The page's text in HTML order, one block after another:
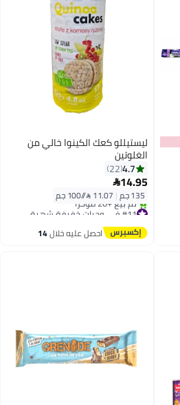
ليستيللو كعك الكينوا خالي من
الغلوتين
4.7
22
14.95
135 جم |
#11 في وجبات خفيفة شهية
توصيل مجاني
تم بيع +20 مؤخرًا
#11 في وجبات خفيفة شهية
احصل عليه خلال14